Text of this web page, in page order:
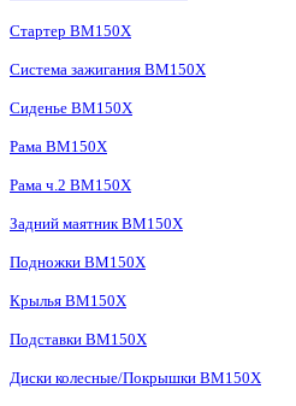
Стартер BM150X
Система зажигания BM150X
Сиденье BM150X
Рама BM150X
Рама ч.2 BM150X
Задний маятник BM150X
Подножки BM150X
Крылья BM150X
Подставки BM150X
Диски колесные/Покрышки BM150X